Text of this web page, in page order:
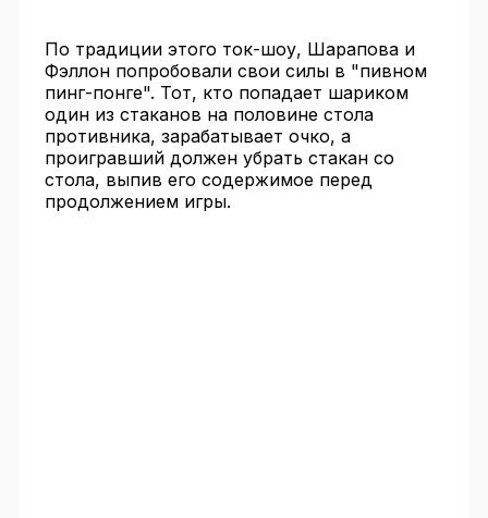
По традиции этого ток-шоу, Шарапова и
Фэллон попробовали свои силы в "пивном
пинг-понге". Тот, кто попадает шариком
один из стаканов на половине стола
противника, зарабатывает очко, а
проигравший должен убрать стакан со
стола, выпив его содержимое перед
продолжением игры.